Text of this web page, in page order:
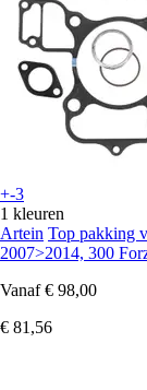
+-3
1 kleuren
Artein Top pakking
2007>2014, 300
Vanaf € 98,00
€ 81,56